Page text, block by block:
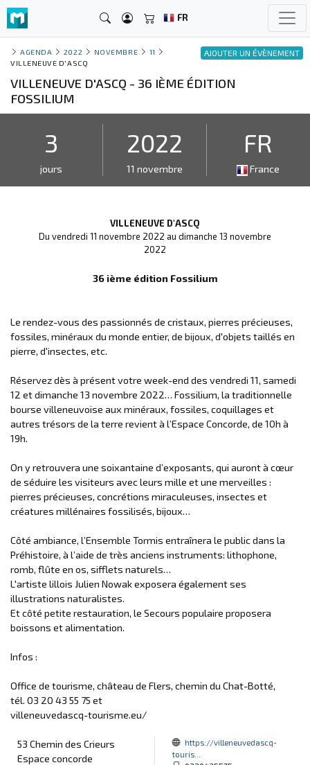
FR
AJOUTER UN ÉVÈNEMENT
AGENDA 2022 NOVEMBRE
11
VILLENEUVE D'ASCQ
VILLENEUVE D'ASCQ - 36 IÈME ÉDITION
FOSSILIUM
3
jours
2022
11 novembre
FR
France
VILLENEUVE D'ASCQ
Du vendredi 11 novembre 2022 au dimanche 13 novembre
2022
36 ième édition Fossilium
Le rendez-vous des passionnés de cristaux, pierres précieuses,
fossiles, minéraux du monde entier, de bijoux, d'objets taillés en
pierre, d'insectes, etc.
Réservez dès à présent votre week-end des vendredi 11, samedi
12 et dimanche 13 novembre 2022… Fossilium, la traditionnelle
bourse villeneuvoise aux minéraux, fossiles, coquillages et
autres trésors de la terre revient à l’Espace Concorde, de 10h à
19h.
On y retrouvera une soixantaine d’exposants, qui auront à cœur
de séduire les visiteurs avec leurs mille et une merveilles :
pierres précieuses, concrétions miraculeuses, insectes et
créatures millénaires fossilisés, bijoux…
Côté ambiance, l’Ensemble Tormis entraînera le public dans la
Préhistoire, à l’aide de très anciens instruments: lithophone,
romb, flûte en os, sifflets naturels…
L'artiste lillois Julien Nowak exposera également ses
illustrations naturalistes.
Et côté petite restauration, le Secours populaire proposera
boissons et alimentation.
Infos :
Office de tourisme, château de Flers, chemin du Chat-Botté,
tél. 03 20 43 55 75 et
villeneuvedascq-tourisme.eu/
53 Chemin des Crieurs
Espace concorde
https://villeneuvedascq-
touris...